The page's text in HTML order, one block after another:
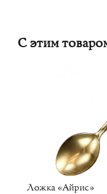
С этим
Ложка «Айрис»